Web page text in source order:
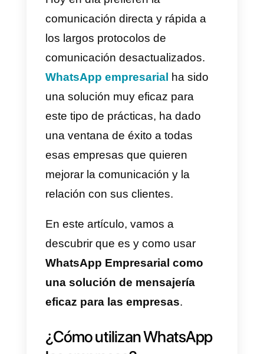
como se realiza el comercio
electrónico hoy en día. Es por
esta razón que la aplicación se
ha vuelto tan famosa en la
practica para las empresas. Las
personas prefieren escribir
directamente a un número de
WhatsApp que a un email o
Hoy en día prefieren la
comunicación directa y rápida a
los largos protocolos de
WhatsApp empresarial ha sido